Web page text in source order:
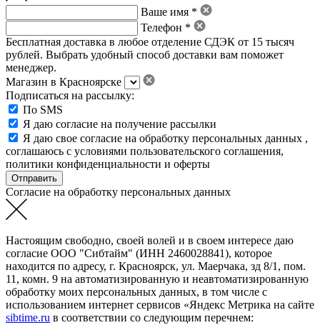
Ваше имя *
Телефон *
Бесплатная доставка в любое отделение СДЭК от 15 тысяч
рублей. Выбрать удобный способ доставки вам поможет
менеджер.
Магазин в Красноярске
Подписаться на рассылку:
По SMS
Я даю согласие на получение рассылки
Я даю свое согласие на обработку персональных данных ,
соглашаюсь с условиями пользовательского соглашения,
политики конфиденциальности и оферты
Согласие на обработку персональных данных
Настоящим свободно, своей волей и в своем интересе даю
согласие ООО "Сибтайм" (ИНН 2460028841), которое
находится по адресу, г. Красноярск, ул. Маерчака, зд 8/1, пом.
11, комн. 9 на автоматизированную и неавтоматизированную
обработку моих персональных данных, в том числе с
использованием интернет сервисов «Яндекс Метрика на сайте
sibtime.ru в соответствии со следующим перечнем: